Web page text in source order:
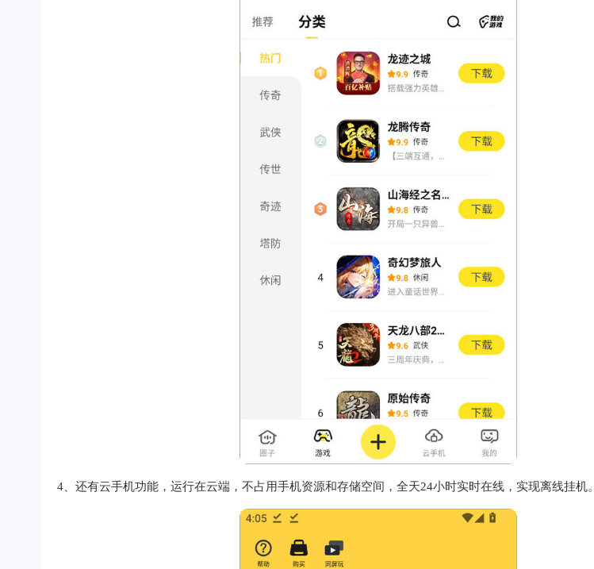
4、还有云手机功能，运行在云端，不占用手机资源和存储空间，全天24小时实时在线，实现离线挂机。